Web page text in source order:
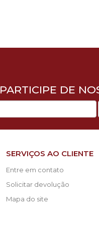
PARTICIPE DE
SERVIÇOS AO CLIENTE
Entre em contato
Solicitar devolução
Mapa do site